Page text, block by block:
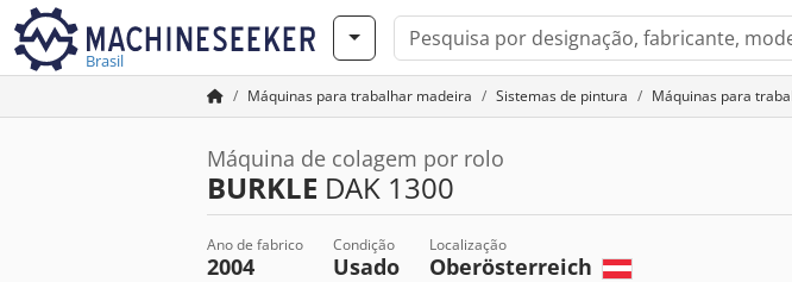
Brasil
Máquinas para trabalhar madeira Sistemas de pintura Máquinas para
Máquina de colagem por rolo
BURKLE DAK 1300
Ano de fabrico
2004
Condição
Usado
Localização
Oberösterreich